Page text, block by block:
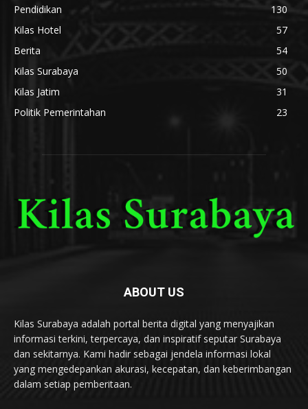
Pendidikan
130
Kilas Hotel
57
Berita
54
Kilas Surabaya
50
Kilas Jatim
31
Politik Pemerintahan
23
ABOUT US
Kilas Surabaya adalah portal berita digital yang menyajikan
informasi terkini, terpercaya, dan inspiratif seputar Surabaya
dan sekitarnya. Kami hadir sebagai jendela informasi lokal
yang mengedepankan akurasi, kecepatan, dan keberimbangan
dalam setiap pemberitaan.